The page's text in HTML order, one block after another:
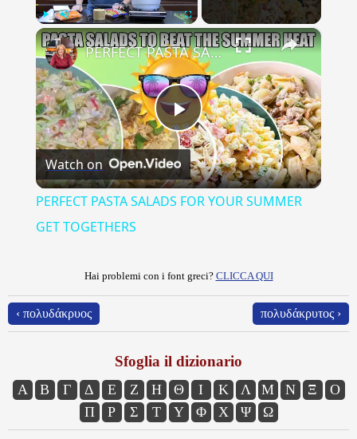
Play Unmute Fullscreen ×
Play
Video
PERFECT PASTA SALADS FOR YOUR SUMMER GET TOGETHERS
Watch on
PERFECT PASTA SALADS FOR YOUR SUMMER
GET TOGETHERS
Hai problemi con i font greci? CLICCA QUI
‹ πολυδάκρυος πολυδάκρυτος ›
Sfoglia il dizionario
Α Β Γ Δ Ε Ζ Η Θ Ι Κ Λ Μ Ν Ξ
Ο
Π
Ρ Σ Τ Υ Φ Χ Ψ Ω